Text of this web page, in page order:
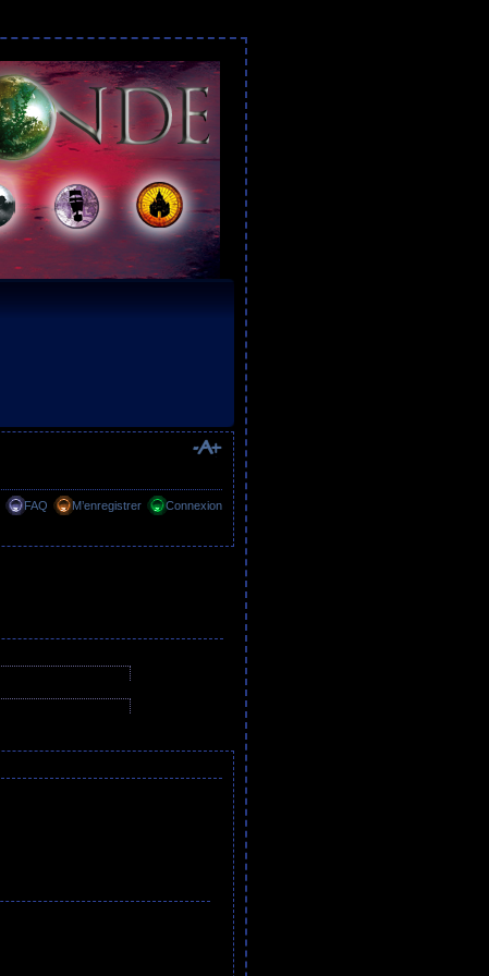
FAQ M’enregistrer Connexion